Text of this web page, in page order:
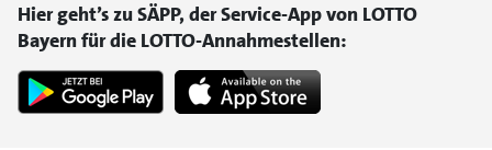
Hier geht’s zu SÄPP, der Service-App von LOTTO
Bayern für die LOTTO-Annahmestellen: